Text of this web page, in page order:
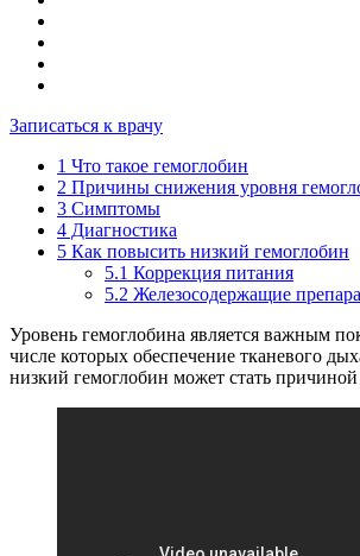
Записаться к врачу
1 Что такое гемоглобин
2 Причины снижения уровня
3 Симптомы
4 Диагностика
5 Как повысить низкий гемоглобин
5.1 Коррекция питания
5.2 Железосодержащие
Уровень гемоглобина является важным
числе которых обеспечение тканевого
низкий гемоглобин может стать